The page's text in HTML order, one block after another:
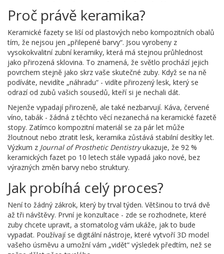
Proč právě keramika?
Keramické fazety se liší od plastových nebo kompozitních obalů
tím, že nejsou jen „přilepené barvy“. Jsou vyrobeny z
vysokokvalitní zubní keramiky, která má stejnou průhlednost
jako přirozená sklovina. To znamená, že světlo prochází jejich
povrchem stejně jako skrz vaše skutečné zuby. Když se na ně
podíváte, nevidíte „náhradu“ - vidíte přirozený lesk, který se
odrazí od zubů vašich sousedů, kteří si je nechali dát.
Nejenže vypadají přirozeně, ale také nezbarvují. Káva, červené
víno, tabák - žádná z těchto věcí nezanechá na keramické fazetě
stopy. Zatímco kompozitní materiál se za pár let může
žloutnout nebo ztratit lesk, keramika zůstává stabilní desítky let.
Výzkum z Journal of Prosthetic Dentistryukazuje, že 92 %
keramických fazet po 10 letech stále vypadá jako nové, bez
výrazných změn barvy nebo struktury.
Jak probíhá celý proces?
Není to žádný zákrok, který by trval týden. Většinou to trvá dvě
až tři návštěvy. První je konzultace - zde se rozhodnete, které
zuby chcete upravit, a stomatolog vám ukáže, jak to bude
vypadat. Používají se digitální nástroje, které vytvoří 3D model
vašeho úsměvu a umožní vám „vidět“ výsledek předtím, než se